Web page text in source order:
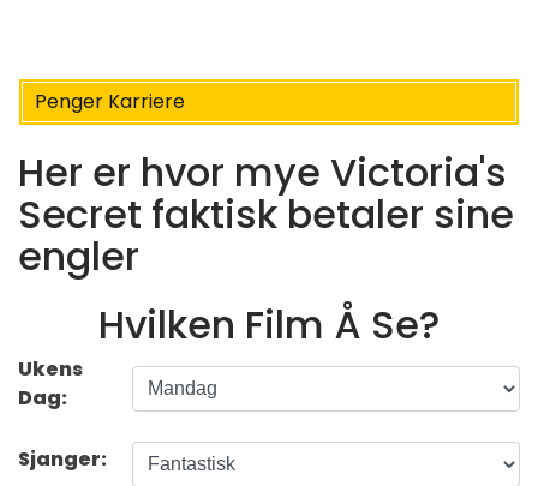
Penger Karriere
Her er hvor mye Victoria's
Secret faktisk betaler sine
engler
Hvilken Film Å Se?
Ukens
Dag:
Sjanger: